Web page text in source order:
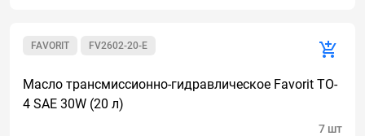
FV2602-20-E
FAVORIT
Масло трансмиссионно-гидравлическое Favorit TO-
4 SAE 30W (20 л)
7 шт